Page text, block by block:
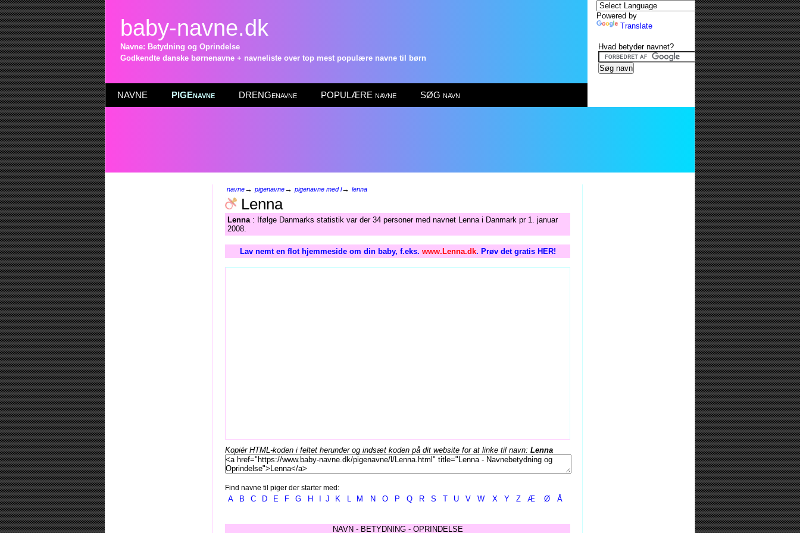
baby-navne.dk
Navne: Betydning og Oprindelse
Godkendte danske børnenavne + navneliste over top mest populære navne til børn
NAVNE PIGEnavne DRENGenavne POPULÆRE navne SØG navn
navne→ pigenavne→ pigenavne med l→ lenna
Lenna
Lenna: Ifølge Danmarks statistik var der 34 personer med navnet Lenna i Danmark pr 1. januar
2008.
Lav nemt en flot hjemmeside om din baby, f.eks. www.Lenna.dk. Prøv det gratis HER!
Kopiér HTML-koden i feltet herunder og indsæt koden på dit website for at linke til navn: Lenna
Find navne til piger der starter med:
A B C D E F G H J K L M N O P Q R S T U V W X Y Z Æ Ø Å
NAVN - BETYDNING - OPRINDELSE
Powered by
Translate
Hvad betyder navnet?